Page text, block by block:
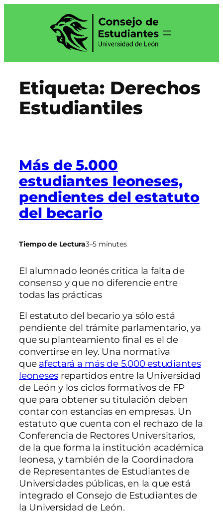
Etiqueta: Derechos
Estudiantiles
Más de 5.000
estudiantes leoneses,
pendientes del estatuto
del becario
Tiempo de Lectura3–5 minutes
El alumnado leonés critica la falta de
consenso y que no diferencie entre
todas las prácticas
El estatuto del becario ya sólo está
pendiente del trámite parlamentario, ya
que su planteamiento final es el de
convertirse en ley. Una normativa
que afectará a más de 5.000 estudiantes
leoneses repartidos entre la Universidad
de León y los ciclos formativos de FP
que para obtener su titulación deben
contar con estancias en empresas. Un
estatuto que cuenta con el rechazo de la
Conferencia de Rectores Universitarios,
de la que forma la institución académica
leonesa, y también de la Coordinadora
de Representantes de Estudiantes de
Universidades públicas, en la que está
integrado el Consejo de Estudiantes de
la Universidad de León.